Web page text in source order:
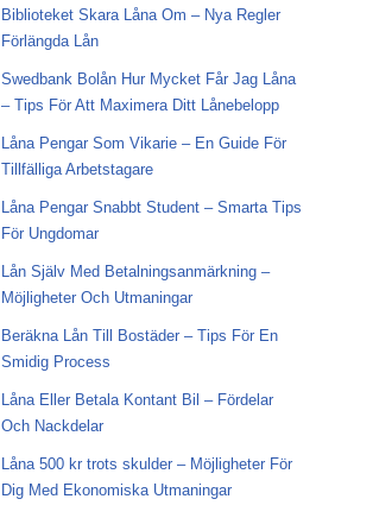
Biblioteket Skara Låna Om – Nya Regler
Förlängda Lån
Swedbank Bolån Hur Mycket Får Jag Låna
– Tips För Att Maximera Ditt Lånebelopp
Låna Pengar Som Vikarie – En Guide För
Tillfälliga Arbetstagare
Låna Pengar Snabbt Student – Smarta Tips
För Ungdomar
Lån Själv Med Betalningsanmärkning –
Möjligheter Och Utmaningar
Beräkna Lån Till Bostäder – Tips För En
Smidig Process
Låna Eller Betala Kontant Bil – Fördelar
Och Nackdelar
Låna 500 kr trots skulder – Möjligheter För
Dig Med Ekonomiska Utmaningar